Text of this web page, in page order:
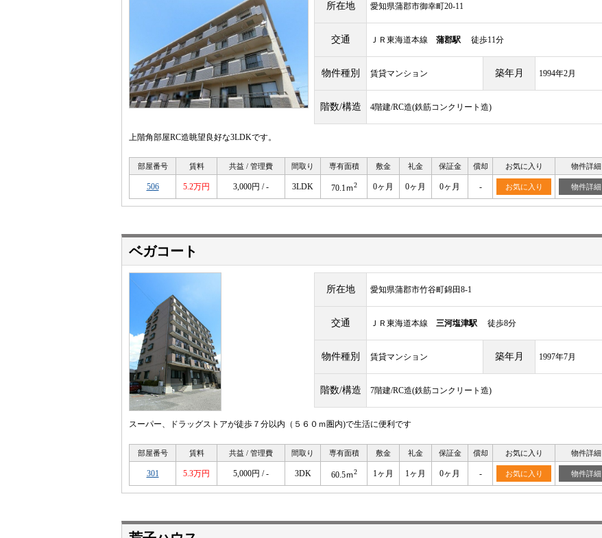
所在地 愛知県蒲郡市御幸町20-11
交通 ＪＲ東海道本線 蒲郡駅 徒歩11分
物件種別 賃貸マンション 築年月 1994年2月
階数/構造 4階建/RC造(鉄筋コンクリート造)
上階角部屋RC造眺望良好な3LDKです。
部屋番号 賃料 共益 / 管理費 間取り 専有面積 敷金 礼金 保証金 償却 お気に入り 物件詳細
506 5.2万円 3,000円 / - 3LDK 70.1ｍ2 0ヶ月 0ヶ月 0ヶ月 - お気に入り 物件詳細
ベガコート
所在地 愛知県蒲郡市竹谷町錦田8-1
交通 ＪＲ東海道本線 三河塩津駅 徒歩8分
物件種別 賃貸マンション 築年月 1997年7月
階数/構造 7階建/RC造(鉄筋コンクリート造)
スーパー、ドラッグストアが徒歩７分以内（５６０ｍ圏内)で生活に便利です
部屋番号 賃料 共益 / 管理費 間取り 専有面積 敷金 礼金 保証金 償却 お気に入り 物件詳細
301 5.3万円 5,000円 / - 3DK 60.5ｍ2 1ヶ月 1ヶ月 0ヶ月 - お気に入り 物件詳細